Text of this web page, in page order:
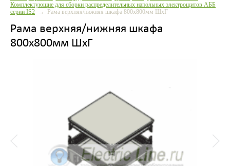
Комплектующие для сборки распределительных напольных электрощитов АББ
серии IS2 → Рама верхняя/нижняя шкафа 800x800мм ШхГ
Рама верхняя/нижняя шкафа
800x800мм ШхГ